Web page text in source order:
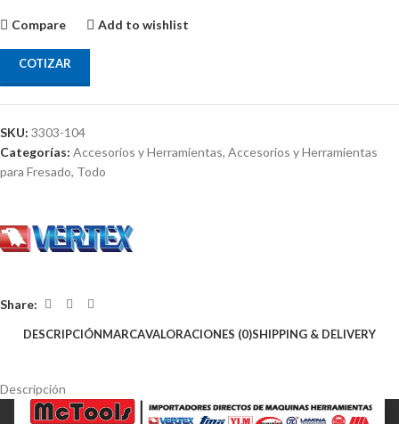
Compare Add to wishlist
COTIZAR
SKU: 3303-104
Categorías: Accesorios y Herramientas, Accesorios y Herramientas
para Fresado, Todo
Share:
DESCRIPCIÓNMARCAVALORACIONES (0)SHIPPING & DELIVERY
Descripción